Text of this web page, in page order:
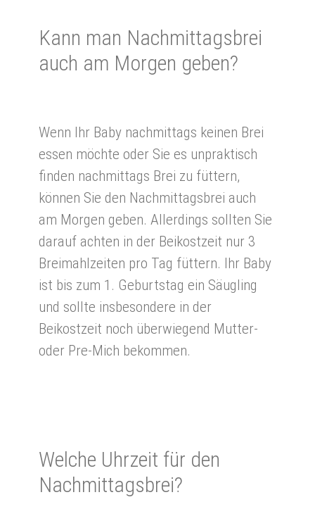
Kann man Nach­mittags­brei
auch am Mor­gen ge­ben?
Wenn Ihr Baby nachmittags keinen Brei
essen möchte oder Sie es unpraktisch
finden nachmittags Brei zu füttern,
können Sie den Nachmittagsbrei auch
am Morgen geben. Allerdings sollten Sie
darauf achten in der Beikostzeit nur 3
Breimahlzeiten pro Tag füttern. Ihr Baby
ist bis zum 1. Geburtstag ein Säugling
und sollte insbesondere in der
Beikostzeit noch überwiegend Mutter-
oder Pre-Mich bekommen.
Wel­che Uhr­zeit für den
Nach­mittags­brei?